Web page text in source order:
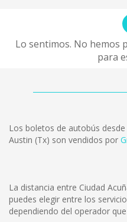
Lo sentimos. No hemos
para
Los boletos de autobús
Austin (Tx) son vendidos por
La distancia entre Ciudad
puedes elegir entre los
dependiendo del operador